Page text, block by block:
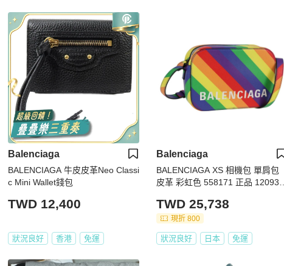
Balenciaga
BALENCIAGA 牛皮皮革Neo Classi
c Mini Wallet錢包
TWD 12,400
狀況良好 香港 免運
Balenciaga
BALENCIAGA XS 相機包 單肩包
皮革 彩虹色 558171 正品 120939
TWD 25,738
現折 800
狀況良好 日本 免運